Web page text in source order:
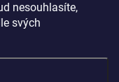
nesouhlasíte,
svých